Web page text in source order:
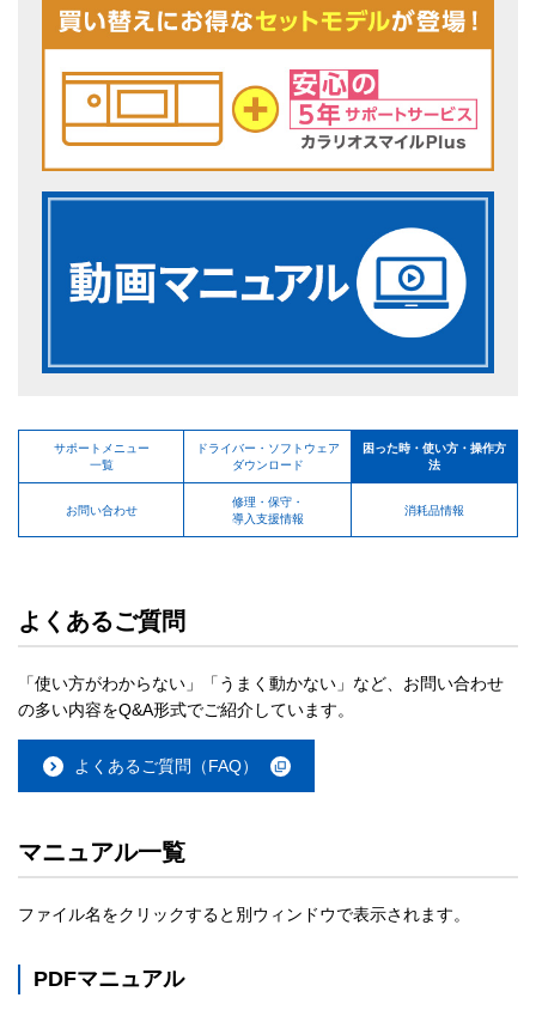
サポートメニュー
一覧
ドライバー・ソフトウェア
ダウンロード
困った時・使い方・操作方
法
お問い合わせ
修理・保守・
導入支援情報
消耗品情報
よくあるご質問
「使い方がわからない」「うまく動かない」など、お問い合わせ
の多い内容をQ&A形式でご紹介しています。
よくあるご質問（FAQ）
マニュアル一覧
ファイル名をクリックすると別ウィンドウで表示されます。
PDFマニュアル